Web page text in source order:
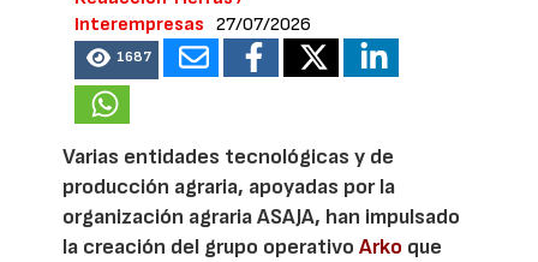
Interempresas
27/07/2026
1687
Varias entidades tecnológicas y de
producción agraria, apoyadas por la
organización agraria ASAJA, han impulsado
la creación del grupo operativoArko que